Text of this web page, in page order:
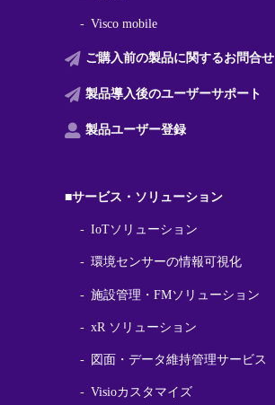
Visco mobile
ご購入前の製品に関するお問合せ
製品導入後のユーザーサポート
製品ユーザー登録
■サービス・ソリューション
IoTソリューション
環境センサーの情報可視化
施設管理・FMソリューション
xR ソリューション
図面・データ維持管理サービス
Visioカスタマイズ